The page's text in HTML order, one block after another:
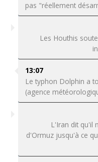
pas "réellement
Les Houthis
13:07
Le typhon Dolphin a
(agence
L'Iran dit qu'il
d'Ormuz jusqu'à ce